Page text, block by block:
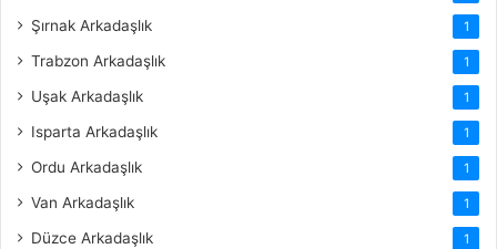
Şırnak Arkadaşlık 1
Trabzon Arkadaşlık 1
Uşak Arkadaşlık 1
Isparta Arkadaşlık 1
Ordu Arkadaşlık 1
Van Arkadaşlık 1
Düzce Arkadaşlık 1